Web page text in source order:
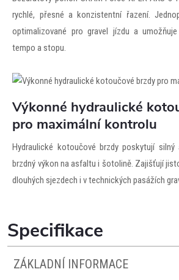
rychlé, přesné a konzistentní řazení.
optimalizované pro gravel jízdu a
tempo a stopu.
Výkonné hydraulické
pro maximální kontrolu
Hydraulické kotoučové brzdy poskytují silný
brzdný výkon na asfaltu i šotolině. Zajišťují
dlouhých sjezdech i v technických pasážích
Specifikace
ZÁKLADNÍ INFORMACE